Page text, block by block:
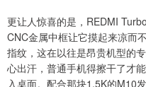
更让人惊喜的是，REDMI
CNC金属中框让它摸起来凉而
指纹，这在以往是昂贵机型的
心出汗，普通手机得擦干了才
入桌面。配合那块1.5K的M10